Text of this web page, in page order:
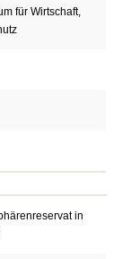
für Wirtschaft,
in